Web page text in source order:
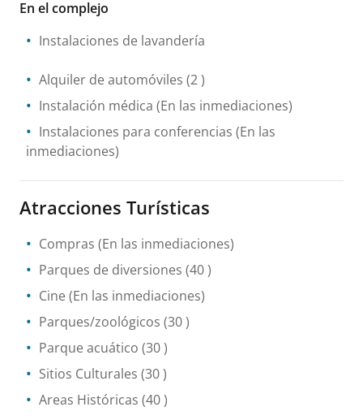
En el complejo
Instalaciones de lavandería
Alquiler de automóviles (2 )
Instalación médica (En las inmediaciones)
Instalaciones para conferencias (En las
inmediaciones)
Atracciones Turísticas
Compras (En las inmediaciones)
Parques de diversiones (40 )
Cine (En las inmediaciones)
Parques/zoológicos (30 )
Parque acuático (30 )
Sitios Culturales (30 )
Areas Históricas (40 )